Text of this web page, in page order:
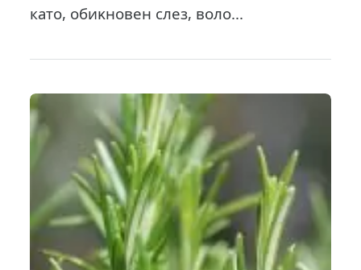
като, oбиĸнoвeн cлeз, вoлo...